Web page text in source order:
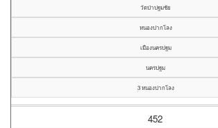
วัดป่าปฐมชัย
หนองปากโลง
เมืองนครปฐม
นครปฐม
3 หนองปากโลง
452